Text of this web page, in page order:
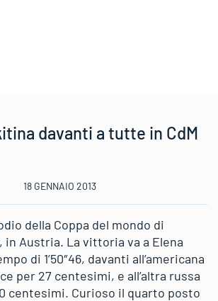
davanti a tutte in CdM
18 GENNAIO 2013
della Coppa del mondo di
in Austria. La vittoria va a Elena
di 1’50″46, davanti all’americana
per 27 centesimi, e all’altra russa
centesimi. Curioso il quarto posto